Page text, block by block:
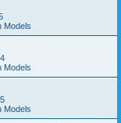
Models
Models
Models